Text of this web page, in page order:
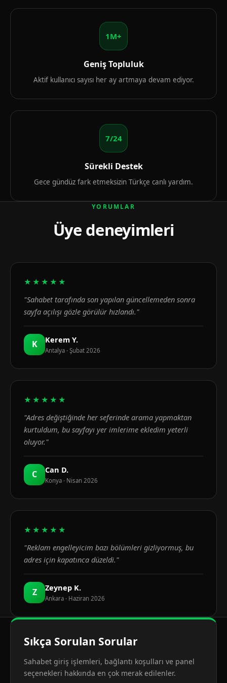
1M+
Geniş Topluluk
Aktif kullanıcı sayısı her ay artmaya devam ediyor.
7/24
Sürekli Destek
Gece gündüz fark etmeksizin Türkçe canlı yardım.
YORUMLAR
Üye deneyimleri
★★★★★
"Sahabet tarafında son yapılan güncellemeden sonra
sayfa açılışı gözle görülür hızlandı."
K Kerem Y.
Antalya · Şubat 2026
★★★★★
"Adres değiştiğinde her seferinde arama yapmaktan
kurtuldum, bu sayfayı yer imlerime ekledim yeterli
oluyor."
C Can D.
Konya · Nisan 2026
★★★★★
"Reklam engelleyicim bazı bölümleri gizliyormuş, bu
adres için kapatınca düzeldi."
Z Zeynep K.
Ankara · Haziran 2026
Sıkça Sorulan Sorular
Sahabet giriş işlemleri, bağlantı koşulları ve panel
seçenekleri hakkında en çok merak edilenler.